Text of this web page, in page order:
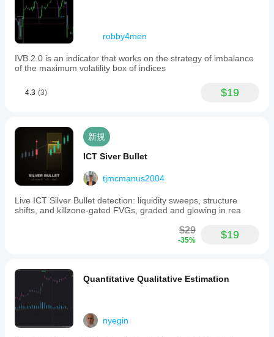
robby4men
IVB 2.0 is an indicator that works on the strategy of imbalance
of the maximum volatility box of indices
4.3 (3) $19
新規
ICT Siver Bullet
tjmcmanus2004
Live ICT Silver Bullet detection: liquidity sweeps, structure
shifts, and killzone-gated FVGs, graded and glowing in rea
$29
-35% $19
Quantitative Qualitative Estimation
nyegin